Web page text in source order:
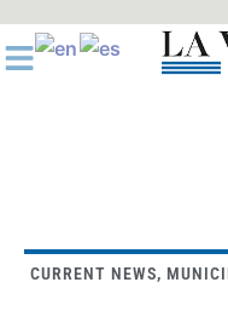
al
contenido
CURRENT NEWS,